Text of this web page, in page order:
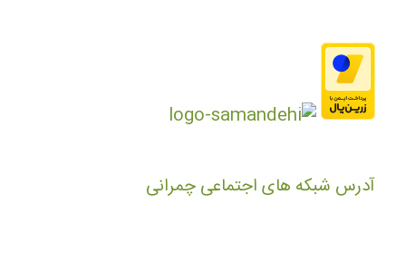
آدرس شبکه های اجتماعی چمرانی